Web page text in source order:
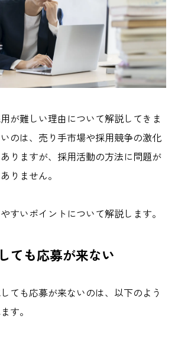
が難しい理由について解説してきま
のは、売り手市場や採用競争の激化
りますが、採用活動の方法に問題が
りません。
すいポイントについて解説します。
ても応募が来ない
ても応募が来ないのは、以下のよう
す。